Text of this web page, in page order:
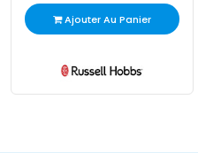
Ajouter Au Panier